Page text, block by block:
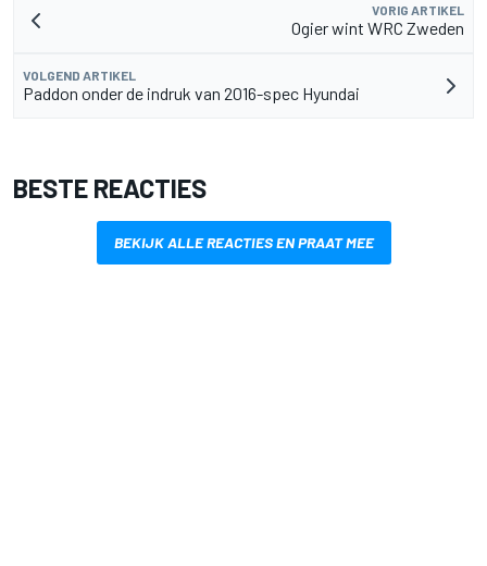
VORIG ARTIKEL
Ogier wint WRC Zweden
VOLGEND ARTIKEL
Paddon onder de indruk van 2016-spec Hyundai
BESTE REACTIES
BEKIJK ALLE REACTIES EN PRAAT MEE